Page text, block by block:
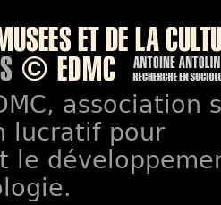
association
lucratif pour
le